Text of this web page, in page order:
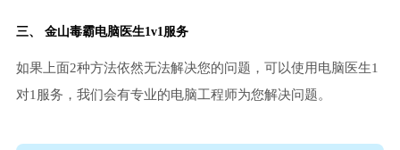
三、 金山毒霸电脑医生1v1服务
如果上面2种方法依然无法解决您的问题，可以使用电脑医生1
对1服务，我们会有专业的电脑工程师为您解决问题。